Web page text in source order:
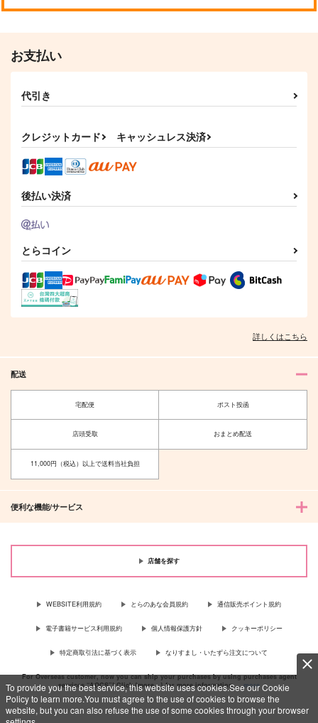
To provide you the best service, this website uses cookies.See our Cookie
Policy to learn more.You must agree to the use of cookies to browse the
website, but you can also refuse the use of some cookies through your browser
hamaya.
629円（税込）
まいんどぷらねっつ
むるなるむら
988円
雨天
787円（税込）
不死川実弥×冨岡義勇
787円（税込）
不死川実弥×冨岡義勇
お支払い
代引き
クレジットカード キャッシュレス決済
後払い決済
とらコイン
詳しくはこちら
配送
宅配便 ポスト投函
店頭受取 おまとめ配送
11,000円（税込）以上で送料当社負担
便利な機能/サービス
店舗を探す
WEBSITE利用規約 とらのあな会員規約 通信販売ポイント規約
電子書籍サービス利用規約 個人情報保護方針 クッキーポリシー
特定商取引法に基づく表示 なりすまし・いたずら注文について
For Overseas customer, now you can ship your purchases by using purchases agent
services “AOCS”! Click {more…} for more information …more